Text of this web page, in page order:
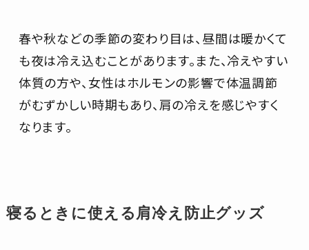
春や秋などの季節の変わり目は、昼間は暖かくて
も夜は冷え込むことがあります。また、冷えやすい
体質の方や、女性はホルモンの影響で体温調節
がむずかしい時期もあり、肩の冷えを感じやすく
なります。
寝るときに使える肩冷え防止グッズ